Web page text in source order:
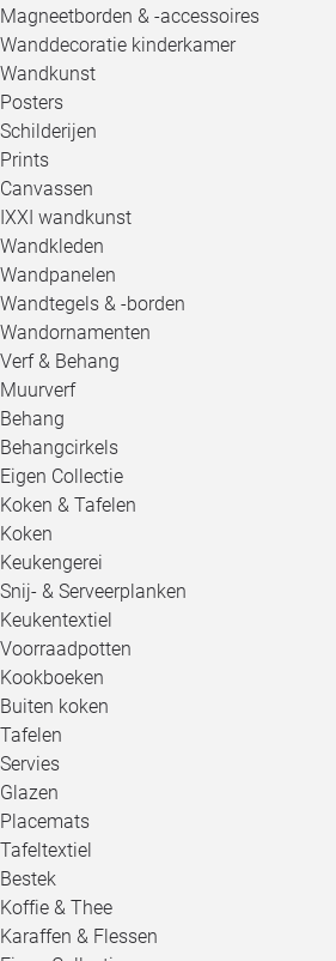
Magneetborden & -accessoires
Wanddecoratie kinderkamer
Wandkunst
Posters
Schilderijen
Prints
Canvassen
IXXI wandkunst
Wandkleden
Wandpanelen
Wandtegels & -borden
Wandornamenten
Verf & Behang
Muurverf
Behang
Behangcirkels
Eigen Collectie
Koken & Tafelen
Koken
Keukengerei
Snij- & Serveerplanken
Keukentextiel
Voorraadpotten
Kookboeken
Buiten koken
Tafelen
Servies
Glazen
Placemats
Tafeltextiel
Bestek
Koffie & Thee
Karaffen & Flessen